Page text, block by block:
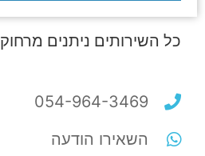
כל השירותים ניתנים מרחוק
054-964-3469
השאירו הודעה